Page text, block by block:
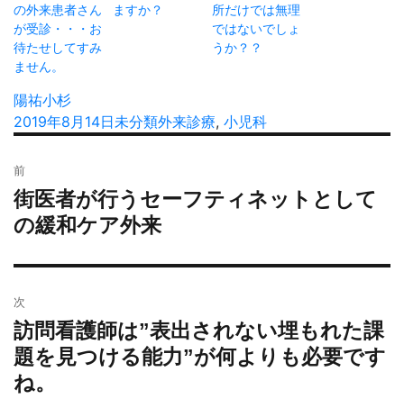
の外来患者さん
が受診・・・お
待たせしてすみ
ません。
ますか？
所だけでは無理
ではないでしょ
うか？？
投
稿
陽祐小杉
投
日:
2019年8月14日カ
リ
ー
未分類タ
外来診療, 小児科
稿
ナ
ビ
シ
ョ
ン
前
過
去
投
街医者が行うセーフティネットとして
の緩和ケア外来
次
次
の
投
稿:
訪問看護師は”表出されない埋もれた課
題を見つける能力”が何よりも必要です
ね。